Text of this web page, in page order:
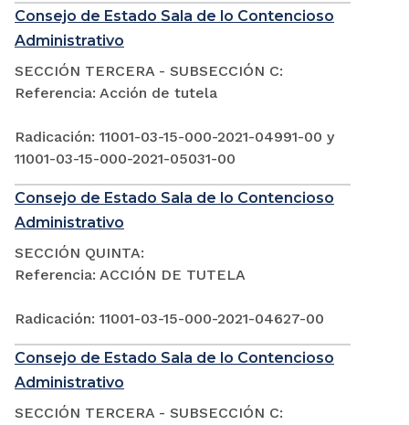
Consejo de Estado Sala de lo Contencioso
Administrativo
SECCIÓN TERCERA - SUBSECCIÓN C:
Referencia: Acción de tutela
Radicación: 11001-03-15-000-2021-04991-00 y
11001-03-15-000-2021-05031-00
Consejo de Estado Sala de lo Contencioso
Administrativo
SECCIÓN QUINTA:
Referencia: ACCIÓN DE TUTELA
Radicación: 11001-03-15-000-2021-04627-00
Consejo de Estado Sala de lo Contencioso
Administrativo
SECCIÓN TERCERA - SUBSECCIÓN C: